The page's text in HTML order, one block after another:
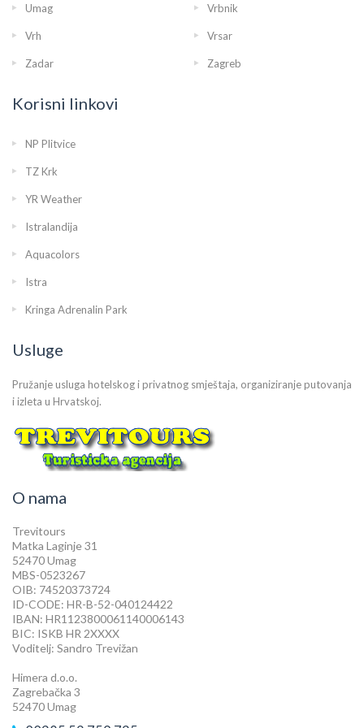
Umag Vrbnik
Vrh Vrsar
Zadar Zagreb
Korisni linkovi
NP Plitvice
TZ Krk
YR Weather
Istralandija
Aquacolors
Istra
Kringa Adrenalin Park
Usluge
Pružanje usluga hotelskog i privatnog smještaja, organiziranje putovanja
i izleta u Hrvatskoj.
O nama
Trevitours
Matka Laginje 31
52470 Umag
MBS-0523267
OIB: 74520373724
ID-CODE: HR-B-52-040124422
IBAN: HR1123800061140006143
BIC: ISKB HR 2XXXX
Voditelj: Sandro Trevižan
Himera d.o.o.
Zagrebačka 3
52470 Umag